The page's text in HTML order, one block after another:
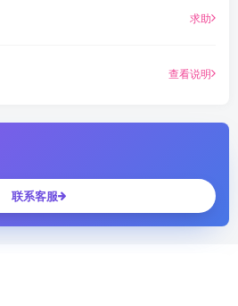
求助
查看说明
联系客服